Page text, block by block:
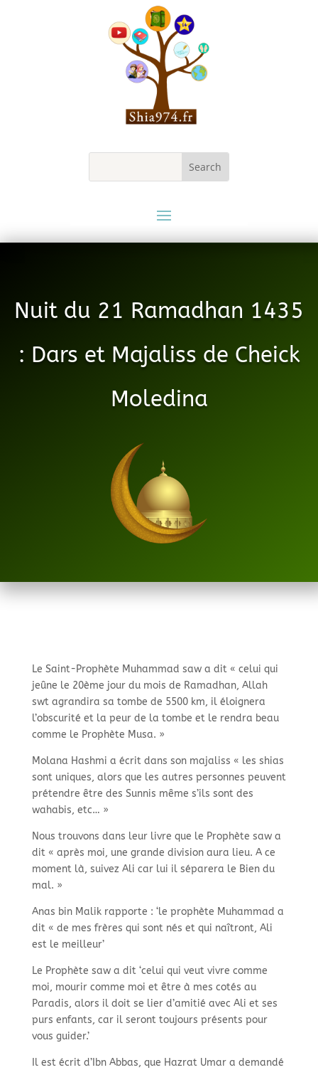
Nuit du 21 Ramadhan 1435
: Dars et Majaliss de Cheick
Moledina
Le Saint-Prophète Muhammad saw a dit « celui qui
jeûne le 20ème jour du mois de Ramadhan, Allah
swt agrandira sa tombe de 5500 km, il éloignera
l’obscurité et la peur de la tombe et le rendra beau
comme le Prophète Musa. »
Molana Hashmi a écrit dans son majaliss « les shias
sont uniques, alors que les autres personnes peuvent
prétendre être des Sunnis même s’ils sont des
wahabis, etc… »
Nous trouvons dans leur livre que le Prophète saw a
dit « après moi, une grande division aura lieu. A ce
moment là, suivez Ali car lui il séparera le Bien du
mal. »
Anas bin Malik rapporte : ‘le prophète Muhammad a
dit « de mes frères qui sont nés et qui naîtront, Ali
est le meilleur’
Le Prophète saw a dit ‘celui qui veut vivre comme
moi, mourir comme moi et être à mes cotés au
Paradis, alors il doit se lier d’amitié avec Ali et ses
purs enfants, car il seront toujours présents pour
vous guider.’
Il est écrit d’Ibn Abbas, que Hazrat Umar a demandé